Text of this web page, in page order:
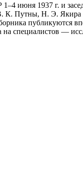
июня 1937 г. и
К. Путны, Н. Э.
публикуются
—